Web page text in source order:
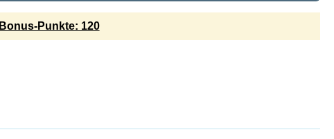
Bonus-Punkte: 120